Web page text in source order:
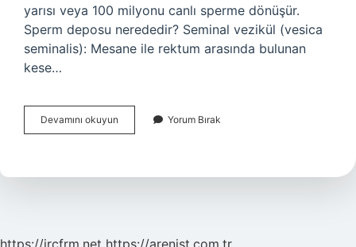
yarısı veya 100 milyonu canlı sperme dönüşür.
Sperm deposu nerededir? Seminal vezikül (vesica
seminalis): Mesane ile rektum arasında bulunan
kese…
Devamını okuyun
Spermi
Yorum Bırak
https://ircfrm.net https://arenist.com.tr